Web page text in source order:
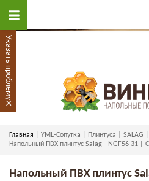
Главная YML-Сопутка Плинтуса SALAG
Напольный ПВХ плинтус Salag - NGF56 31 |
Напольный ПВХ плинтус
Указать проблему
×